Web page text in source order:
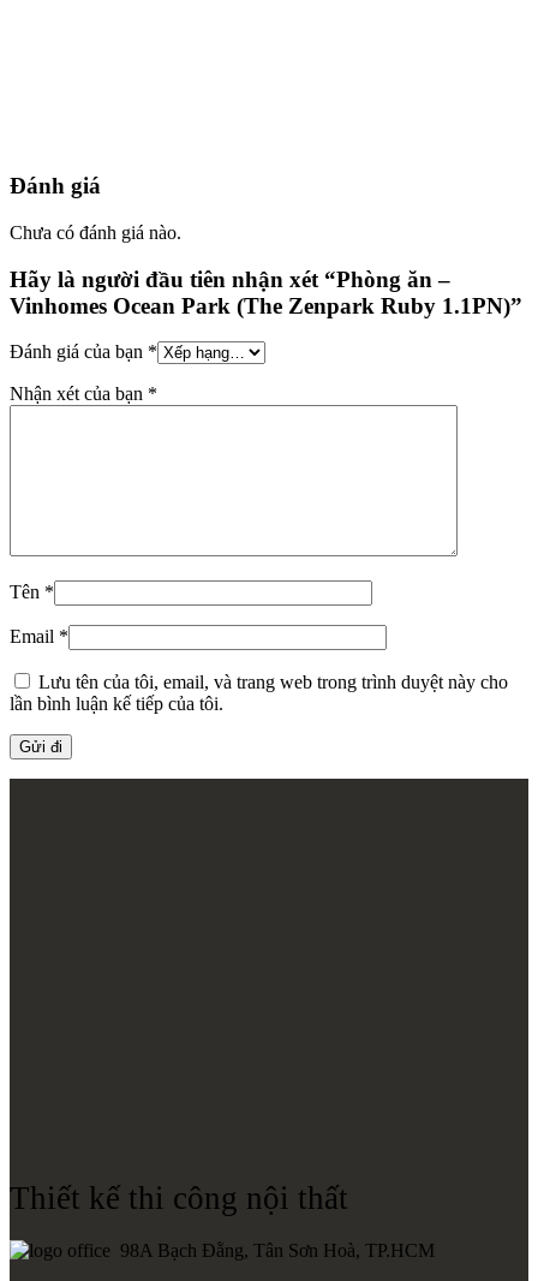
Đánh giá
Chưa có đánh giá nào.
Hãy là người đầu tiên nhận xét “Phòng ăn –
Vinhomes Ocean Park (The Zenpark Ruby 1.1PN)”
Đánh giá của bạn *
Nhận xét của bạn *
Tên *
Email *
Lưu tên của tôi, email, và trang web trong trình duyệt này cho
lần bình luận kế tiếp của tôi.
Thiết kế thi công nội thất
98A Bạch Đằng, Tân Sơn Hoà, TP.HCM